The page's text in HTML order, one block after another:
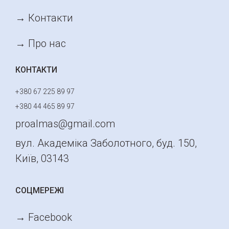
→ Контакти
→ Про нас
КОНТАКТИ
+380 67 225 89 97
+380 44 465 89 97
proalmas@gmail.com
вул. Академіка Заболотного, буд. 150,
Київ, 03143
СОЦМЕРЕЖІ
→ Facebook